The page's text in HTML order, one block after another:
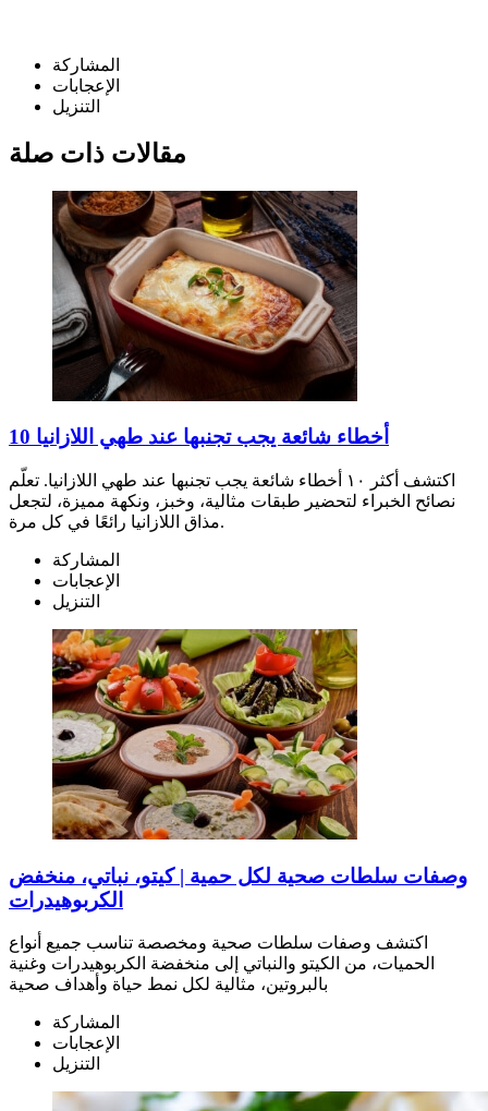
المشاركة
الإعجابات
التنزيل
مقالات ذات صلة
10 أخطاء شائعة يجب تجنبها عند طهي اللازانيا
اكتشف أكثر ١٠ أخطاء شائعة يجب تجنبها عند طهي اللازانيا. تعلّم
نصائح الخبراء لتحضير طبقات مثالية، وخبز، ونكهة مميزة، لتجعل
مذاق اللازانيا رائعًا في كل مرة.
المشاركة
الإعجابات
التنزيل
وصفات سلطات صحية لكل حمية | كيتو، نباتي، منخفض
الكربوهيدرات
اكتشف وصفات سلطات صحية ومخصصة تناسب جميع أنواع
الحميات، من الكيتو والنباتي إلى منخفضة الكربوهيدرات وغنية
بالبروتين، مثالية لكل نمط حياة وأهداف صحية
المشاركة
الإعجابات
التنزيل